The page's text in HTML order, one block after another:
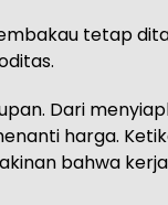
tetap
Dari
harga.
bahwa